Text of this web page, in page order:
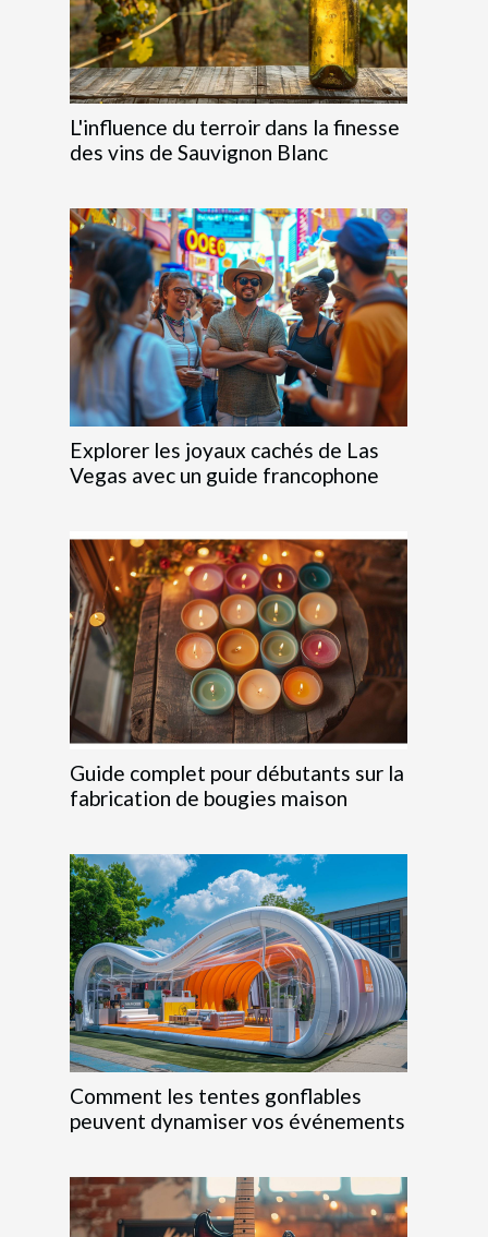
L'influence du terroir dans la finesse
des vins de Sauvignon Blanc
Explorer les joyaux cachés de Las
Vegas avec un guide francophone
Guide complet pour débutants sur la
fabrication de bougies maison
Comment les tentes gonflables
peuvent dynamiser vos événements